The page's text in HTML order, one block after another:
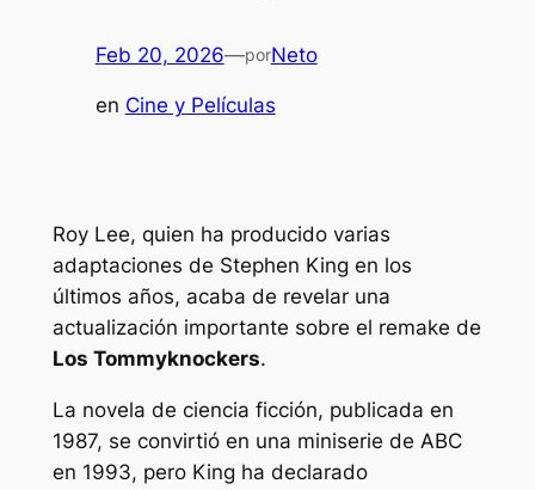
Feb 20, 2026—porNeto
en Cine y Películas
Roy Lee, quien ha producido varias
adaptaciones de Stephen King en los
últimos años, acaba de revelar una
actualización importante sobre el remake de
Los Tommyknockers.
La novela de ciencia ficción, publicada en
1987, se convirtió en una miniserie de ABC
en 1993, pero King ha declarado